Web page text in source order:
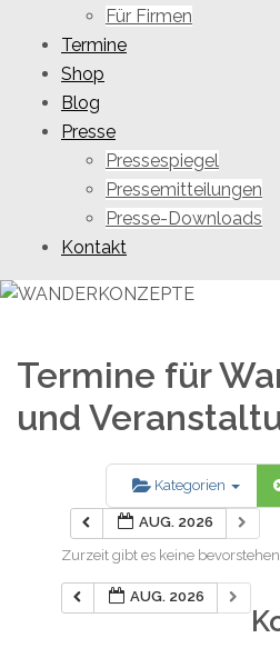
Für Firmen
Termine
Shop
Blog
Presse
Pressespiegel
Pressemitteilungen
Presse-Downloads
Kontakt
Termine für
und
Kategorien
AUG. 2026
Zurzeit gibt es keine
AUG. 2026